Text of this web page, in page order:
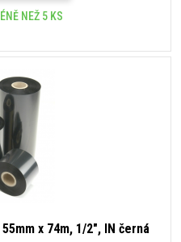
NEŽ 5 KS
x 74m, 1/2", IN černá